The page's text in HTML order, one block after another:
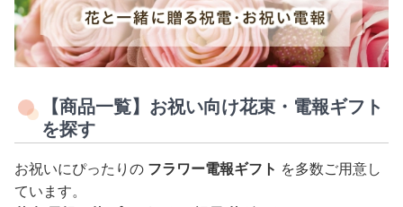
【商品一覧】お祝い向け花束・電報ギフト
を探す
お祝いにぴったりの フラワー電報ギフト を多数ご用意し
ています。